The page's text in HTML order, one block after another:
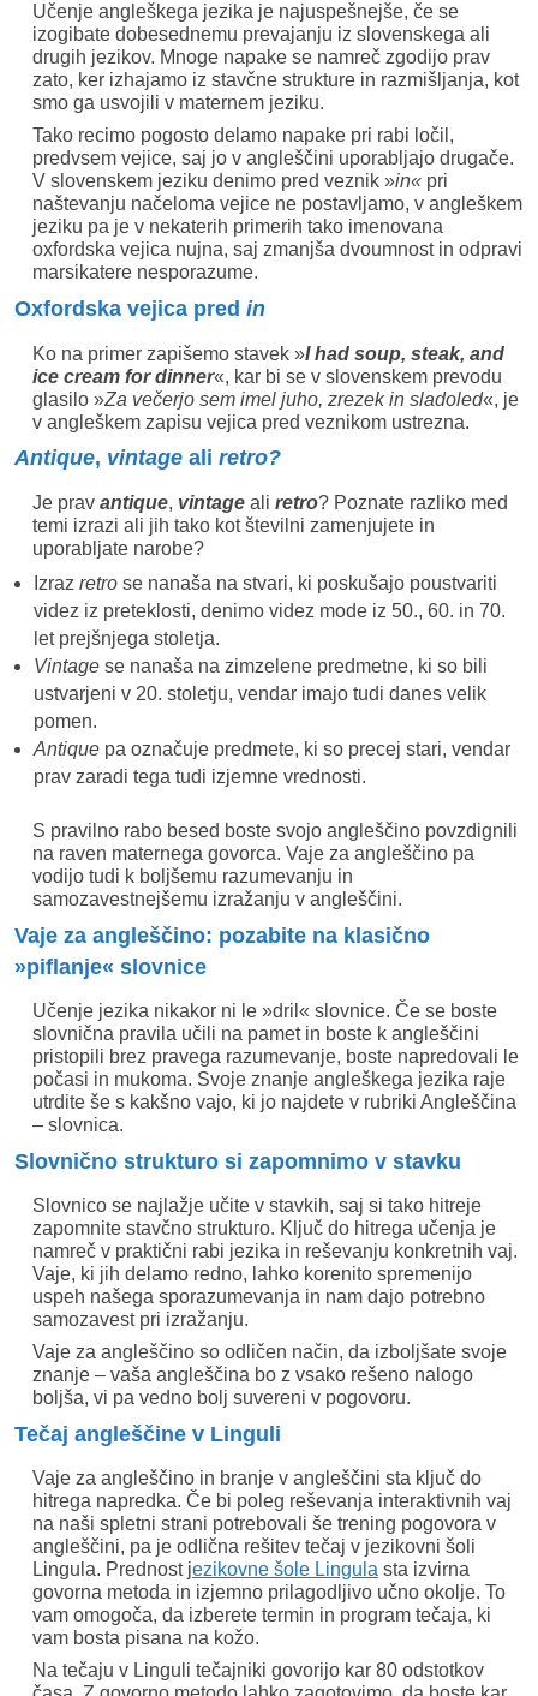
Učenje angleškega jezika je najuspešnejše, če se
izogibate dobesednemu prevajanju iz slovenskega ali
drugih jezikov. Mnoge napake se namreč zgodijo prav
zato, ker izhajamo iz stavčne strukture in razmišljanja, kot
smo ga usvojili v maternem jeziku.
Tako recimo pogosto delamo napake pri rabi ločil,
predvsem vejice, saj jo v angleščini uporabljajo drugače.
V slovenskem jeziku denimo pred veznik »in« pri
naštevanju načeloma vejice ne postavljamo, v angleškem
jeziku pa je v nekaterih primerih tako imenovana
oxfordska vejica nujna, saj zmanjša dvoumnost in odpravi
marsikatere nesporazume.
Oxfordska vejica pred in
Ko na primer zapišemo stavek »I had soup, steak, and
ice cream for dinner«, kar bi se v slovenskem prevodu
glasilo »Za večerjo sem imel juho, zrezek in sladoled«, je
v angleškem zapisu vejica pred veznikom ustrezna.
Antique, vintage ali retro?
Je prav antique, vintage ali retro? Poznate razliko med
temi izrazi ali jih tako kot številni zamenjujete in
uporabljate narobe?
Izraz retro se nanaša na stvari, ki poskušajo poustvariti
videz iz preteklosti, denimo videz mode iz 50., 60. in 70.
let prejšnjega stoletja.
Vintagese nanaša na zimzelene predmetne, ki so bili
ustvarjeni v 20. stoletju, vendar imajo tudi danes velik
pomen.
Antique pa označuje predmete, ki so precej stari, vendar
prav zaradi tega tudi izjemne vrednosti.
S pravilno rabo besed boste svojo angleščino povzdignili
na raven maternega govorca. Vaje za angleščino pa
vodijo tudi k boljšemu razumevanju in
samozavestnejšemu izražanju v angleščini.
Vaje za angleščino: pozabite na klasično
»piflanje« slovnice
Učenje jezika nikakor ni le »dril« slovnice. Če se boste
slovnična pravila učili na pamet in boste k angleščini
pristopili brez pravega razumevanje, boste napredovali le
počasi in mukoma. Svoje znanje angleškega jezika raje
utrdite še s kakšno vajo, ki jo najdete v rubriki Angleščina
– slovnica.
Slovnično strukturo si zapomnimo v stavku
Slovnico se najlažje učite v stavkih, saj si tako hitreje
zapomnite stavčno strukturo. Ključ do hitrega učenja je
namreč v praktični rabi jezika in reševanju konkretnih vaj.
Vaje, ki jih delamo redno, lahko korenito spremenijo
uspeh našega sporazumevanja in nam dajo potrebno
samozavest pri izražanju.
Vaje za angleščino so odličen način, da izboljšate svoje
znanje – vaša angleščina bo z vsako rešeno nalogo
boljša, vi pa vedno bolj suvereni v pogovoru.
Tečaj angleščine v Linguli
Vaje za angleščino in branje v angleščini sta ključ do
hitrega napredka. Če bi poleg reševanja interaktivnih vaj
na naši spletni strani potrebovali še trening pogovora v
angleščini, pa je odlična rešitev tečaj v jezikovni šoli
Lingula. Prednost jezikovne šole Lingula sta izvirna
govorna metoda in izjemno prilagodljivo učno okolje. To
vam omogoča, da izberete termin in program tečaja, ki
vam bosta pisana na kožo.
Na tečaju v Linguli tečajniki govorijo kar 80 odstotkov